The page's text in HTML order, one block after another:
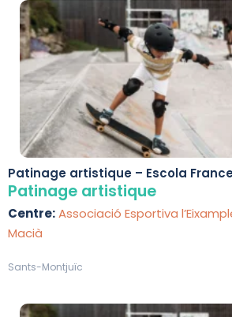
Patinage artistique – Escola
Patinage artistique
Centre:Associació Esportiva
Macià
Sants-Montjuïc